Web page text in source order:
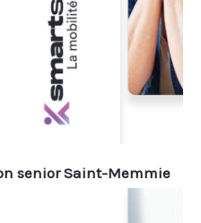
senior Saint-Memmie